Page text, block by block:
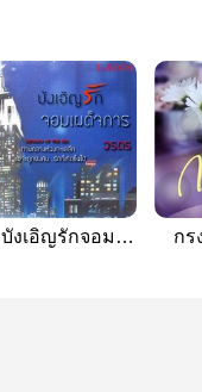
บังเอิญรักจอม
กร